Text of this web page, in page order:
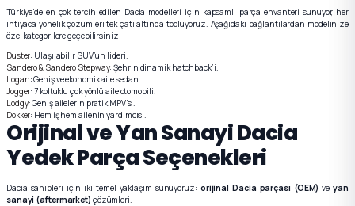
Parça
Türkiye’de en çok tercih edilen Dacia modelleri için kapsamlı parça envanteri sunuyor, her
ihtiyaca yönelik çözümleri tek çatı altında topluyoruz. Aşağıdaki bağlantılardan modelinize
özel kategorilere geçebilirsiniz:
Duster: Ulaşılabilir SUV’un lideri.
Sandero & Sandero Stepway: Şehrin dinamik hatchback’i.
Logan: Geniş ve ekonomik aile sedanı.
Jogger: 7 koltuklu çok yönlü aile otomobili.
Lodgy: Geniş ailelerin pratik MPV’si.
Dokker: Hem iş hem ailenin yardımcısı.
Orijinal ve Yan Sanayi Dacia
Yedek Parça Seçenekleri
Dacia sahipleri için iki temel yaklaşım sunuyoruz: orijinal Dacia parçası (OEM) veyan
sanayi (aftermarket) çözümleri.